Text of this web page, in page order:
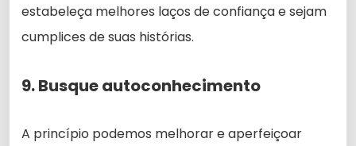
estabeleça melhores laços de confiança e sejam
cumplices de suas histórias.
9. Busque autoconhecimento
A princípio podemos melhorar e aperfeiçoar